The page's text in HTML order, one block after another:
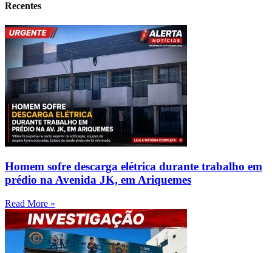
Recentes
Homem sofre descarga elétrica durante trabalho em
prédio na Avenida JK, em Ariquemes
Read More »